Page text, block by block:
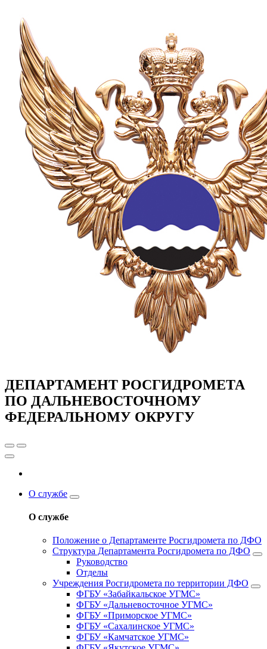
ДЕПАРТАМЕНТ РОСГИДРОМЕТА
ПО ДАЛЬНЕВОСТОЧНОМУ
ФЕДЕРАЛЬНОМУ ОКРУГУ
О службе
О службе
Положение о Департаменте Росгидромета по ДФО
Структура Департамента Росгидромета по ДФО
Руководство
Отделы
Учреждения Росгидромета по территории ДФО
ФГБУ «Забайкальское УГМС»
ФГБУ «Дальневосточное УГМС»
ФГБУ «Приморское УГМС»
ФГБУ «Сахалинское УГМС»
ФГБУ «Камчатское УГМС»